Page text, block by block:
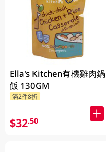
Ella's Kitchen有機雞肉鍋
飯 130GM
滿2件8折
$32.50